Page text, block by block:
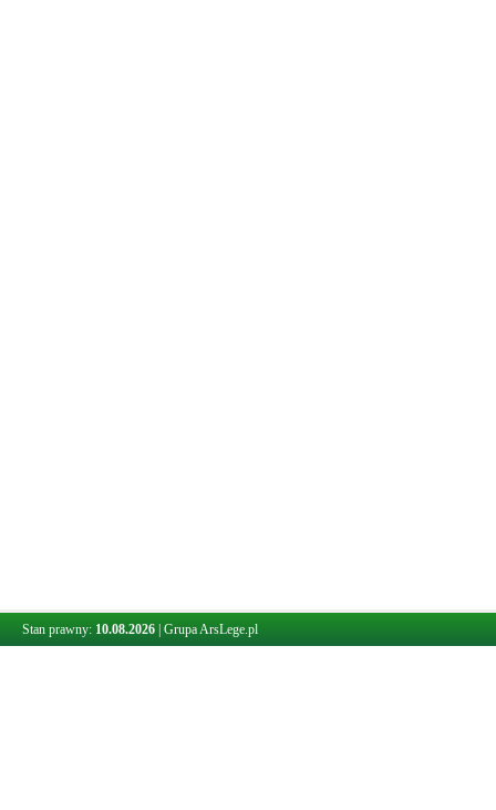
Stan prawny: 10.08.2026 Grupa ArsLege.pl